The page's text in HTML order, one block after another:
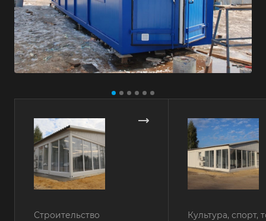
Строительство Культура, спорт,